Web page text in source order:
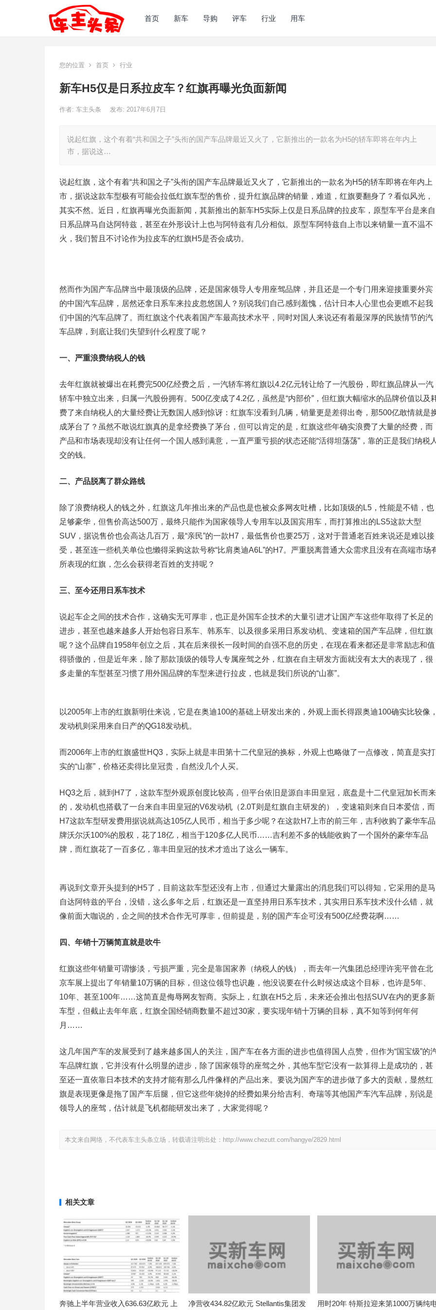
首页 新车 导购 评车 行业 用车
您的位置 首页 行业
新车H5仅是日系拉皮车？红旗再曝光负面新闻
作者: 车主头条 发布: 2017年6月7日
说起红旗，这个有着“共和国之子”头衔的国产车品牌最近又火了，它新推出的一款名为H5的轿车即将在年内上
市，据说这…
说起红旗，这个有着“共和国之子”头衔的国产车品牌最近又火了，它新推出的一款名为H5的轿车即将在年内上
市，据说这款车型极有可能会拉低红旗车型的售价，提升红旗品牌的销量，难道，红旗要翻身了？看似风光，
其实不然。近日，红旗再曝光负面新闻，其新推出的新车H5实际上仅是日系品牌的拉皮车，原型车平台是来自
日系品牌马自达阿特兹，甚至在外形设计上也与阿特兹有几分相似。原型车阿特兹自上市以来销量一直不温不
火，我们暂且不讨论作为拉皮车的红旗H5是否会成功。
然而作为国产车品牌当中最顶级的品牌，还是国家领导人专用座驾品牌，并且还是一个专门用来迎接重要外宾
的中国汽车品牌，居然还拿日系车来拉皮忽悠国人？别说我们自己感到羞愧，估计日本人心里也会更瞧不起我
们中国的汽车品牌了。而红旗这个代表着国产车最高技术水平，同时对国人来说还有着最深厚的民族情节的汽
车品牌，到底让我们失望到什么程度了呢？
一、严重浪费纳税人的钱
去年红旗就被爆出在耗费完500亿经费之后，一汽轿车将红旗以4.2亿元转让给了一汽股份，即红旗品牌从一汽
轿车中独立出来，归属一汽股份拥有。500亿变成了4.2亿，虽然是“内部价”，但红旗大幅缩水的品牌价值以及
费了来自纳税人的大量经费让无数国人感到惊讶：红旗车没看到几辆，销量更是差得出奇，那500亿敢情就是
成茅台了？虽然不敢说红旗真的是拿经费换了茅台，但可以肯定的是，红旗这些年确实浪费了大量的经费，而
产品和市场表现却没有让任何一个国人感到满意，一直严重亏损的状态还能“活得坦荡荡”，靠的正是我们纳税
交的钱。
二、产品脱离了群众路线
除了浪费纳税人的钱之外，红旗这几年推出来的产品也是也被众多网友吐槽，比如顶级的L5，性能是不错，也
足够豪华，但售价高达500万，最终只能作为国家领导人专用车以及国宾用车，而打算推出的LS5这款大型
SUV，据说售价也会高达几百万，最“亲民”的一款H7，最低售价也要25万，这对于普通老百姓来说还是难以接
受，甚至连一些机关单位也懒得采购这款号称“比肩奥迪A6L”的H7。严重脱离普通大众需求且没有在高端市场
所表现的红旗，怎么会获得老百姓的支持呢？
三、至今还用日系车技术
说起车企之间的技术合作，这确实无可厚非，也正是外国车企技术的大量引进才让国产车这些年取得了长足的
进步，甚至也越来越多人开始包容日系车、韩系车、以及很多采用日系发动机、变速箱的国产车品牌，但红旗
呢？这个品牌自1958年创立之后，其在后来很长一段时间的自强不息的历史，在现在看来都还是非常励志和值
得骄傲的，但是近年来，除了那款顶级的领导人专属座驾之外，红旗在自主研发方面就没有太大的表现了，很
多走量的车型甚至习惯了用外国品牌的车型来进行拉皮，也就是我们所说的“山寨”。
以2005年上市的红旗新明仕来说，它是在奥迪100的基础上研发出来的，外观上面长得跟奥迪100确实比较像
发动机则采用来自日产的QG18发动机。
而2006年上市的红旗盛世HQ3，实际上就是丰田第十二代皇冠的换标，外观上也略做了一点修改，简直是实打
实的“山寨”，价格还卖得比皇冠贵，自然没几个人买。
HQ3之后，就到H7了，这款车型外观原创度比较高，但平台依旧是源自丰田皇冠，底盘是十二代皇冠加长而来
的，发动机也搭载了一台来自丰田皇冠的V6发动机（2.0T则是红旗自主研发的），变速箱则来自日本爱信，而
H7这款车型研发费用据说就高达105亿人民币，相当于多少呢？在这款H7上市的前三年，吉利收购了豪华车品
牌沃尔沃100%的股权，花了18亿，相当于120多亿人民币……吉利差不多的钱能收购了一个国外的豪华车品
牌，而红旗花了一百多亿，靠丰田皇冠的技术才造出了这么一辆车。
再说到文章开头提到的H5了，目前这款车型还没有上市，但通过大量露出的消息我们可以得知，它采用的是马
自达阿特兹的平台，没错，这么多年之后，红旗还是一直坚持用日系车技术，其实用日系车技术没什么错，就
像前面大咖说的，企之间的技术合作无可厚非，但前提是，别的国产车企可没有500亿经费花啊……
四、年销十万辆简直就是吹牛
红旗这些年销量可谓惨淡，亏损严重，完全是靠国家养（纳税人的钱），而去年一汽集团总经理许宪平曾在北
京车展上提出了年销量10万辆的目标，但这位领导也识趣，他没说要在什么时候达成这个目标，也许是5年、
10年、甚至100年……这简直是侮辱网友智商。实际上，红旗在H5之后，未来还会推出包括SUV在内的更多新
车型，但截止去年年底，红旗全国经销商数量不超过30家，要实现年销十万辆的目标，真不知等到何年何
月……
这几年国产车的发展受到了越来越多国人的关注，国产车在各方面的进步也值得国人点赞，但作为“国宝级”的
车品牌红旗，它并没有什么明显的进步，除了国家领导的座驾之外，其他车型它没有一款算得上是成功的，甚
至还一直依靠日本技术的支持才能有那么几件像样的产品出来。要说为国产车的进步做了多大的贡献，显然红
旗是表现更像是拖了国产车后腿，但它这些年烧掉的经费如果分给吉利、奇瑞等其他国产车汽车品牌，别说是
领导人的座驾，估计就是飞机都能研发出来了，大家觉得呢？
本文来自网络，不代表车主头条立场，转载请注明出处：http://www.chezutt.com/hangye/2829.html
相关文章
奔驰上半年营业收入636.63亿欧元 上
净营收434.82亿欧元 Stellantis集团发
用时20年 特斯拉迎来第1000万辆纯